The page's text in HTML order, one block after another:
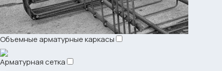
Объемные арматурные каркасы
Арматурная сетка